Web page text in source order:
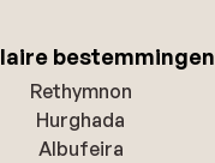
bestemmingen
Rethymnon
Hurghada
Albufeira